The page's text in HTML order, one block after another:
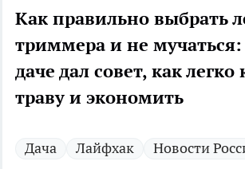
Как правильно выбрать
триммера и не мучаться:
даче дал совет, как легко
траву и экономить
Дача Лайфхак Новости